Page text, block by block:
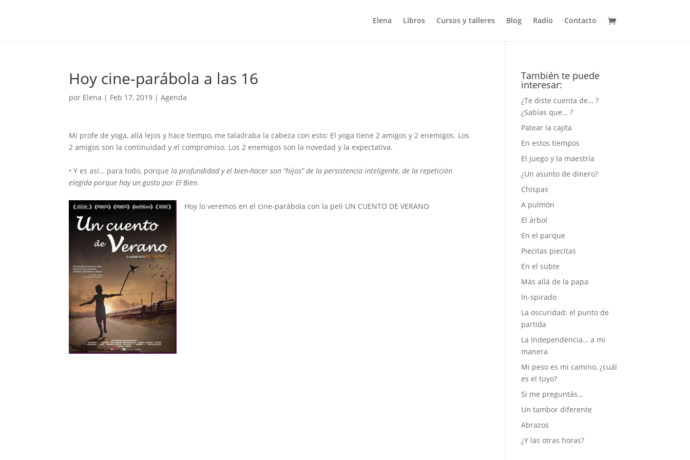
Elena Libros Cursos y talleres Blog Radio Contacto
Hoy cine-parábola a las 16
por Elena | Feb 17, 2019 |Agenda
Mi profe de yoga, allá lejos y hace tiempo, me taladraba la cabeza con esto: El yoga tiene 2 amigos y 2 enemigos. Los
2 amigos son la continuidad y el compromiso. Los 2 enemigos son la novedad y la expectativa.
• Y es así… para todo, porquela profundidad y el bien-hacer son “hijos” de la persistencia inteligente, de la repetición
elegida porque hay un gusto por El Bien.
Hoy lo veremos en el cine-parábola con la peli UN CUENTO DE VERANO
También te puede
interesar:
¿Te diste cuenta de… ?
¿Sabías que… ?
Patear la cajita
En estos tiempos
El juego y la maestría
¿Un asunto de dinero?
Chispas
A pulmón
El árbol
En el parque
Piecitas piecitas
En el subte
Más allá de la papa
In-spirado
La oscuridad: el punto de
partida
La Independencia… a mi
manera
Mi peso es mi camino, ¿cuál
es el tuyo?
Si me preguntás…
Un tambor diferente
Abrazos
¿Y las otras horas?